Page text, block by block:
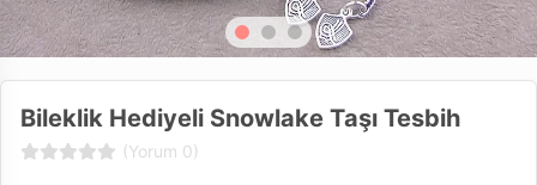
Bileklik Hediyeli Snowlake Taşı Tesbih
(Yorum 0)